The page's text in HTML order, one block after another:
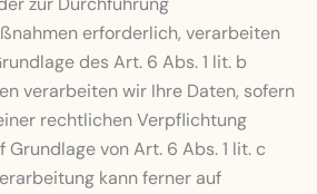
erforderlich, verarbeiten
des Art. 6 Abs. 1 lit. b
verarbeiten wir Ihre Daten, sofern
rechtlichen Verpflichtung
von Art. 6 Abs. 1 lit. c
kann ferner auf